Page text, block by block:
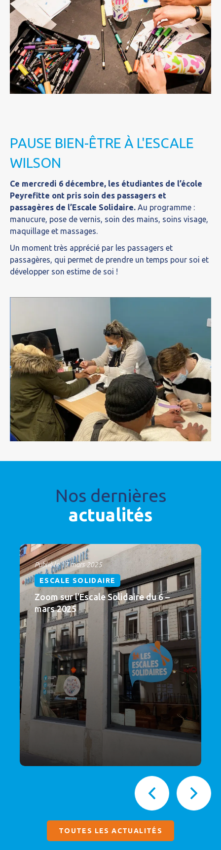
PAUSE BIEN-ÊTRE À L'ESCALE
WILSON
Ce mercredi 6 décembre, les étudiantes de l’école
Peyrefitte ont pris soin des passagers et
passagères de l’Escale Solidaire. Au programme :
manucure, pose de vernis, soin des mains, soins visage,
maquillage et massages.
Un moment très apprécié par les passagers et
passagères, qui permet de prendre un temps pour soi et
développer son estime de soi !
Nos dernières
actualités
Publié le 17 mars 2025
ESCALE SOLIDAIRE
Zoom sur l’Escale Solidaire du 6 –
mars 2025
TOUTES LES ACTUALITÉS